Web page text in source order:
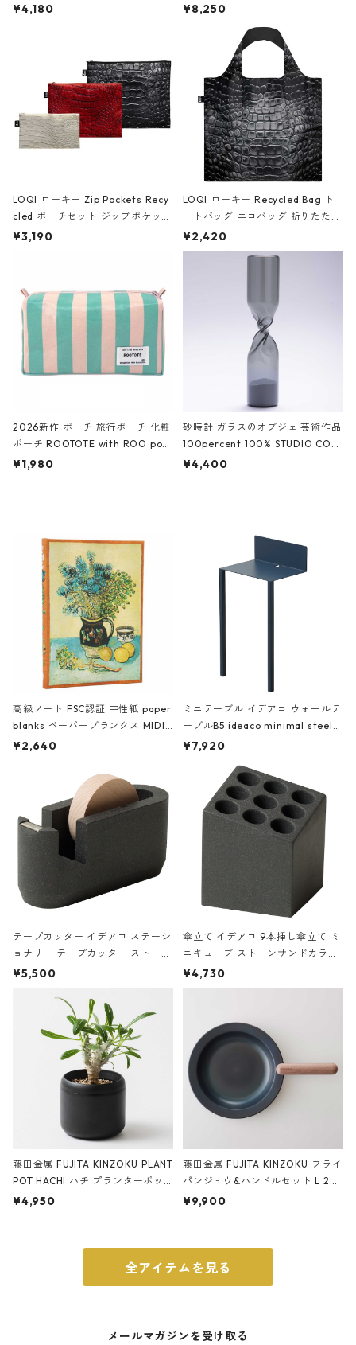
ミエ-B ショルダーバッグ グロスピ
¥4,180
ボストンバッグ ショルダーバッグ
Black ジャン=ミッシェル・バスキ
ア/クラウン ブラック
¥8,250
LOQI ローキー Zip Pockets Recy
cled ポーチセット ジップポケット
ファスナーポーチ 撥水加工 トラベ
ーガンディー、オフホワイト
¥3,190
LOQI ローキー Recycled Bag ト
ートバッグ エコバッグ 折りたたみ
大きめ 撥水加工 収納ポーチ CRO
CODILE/Black クロコダイル/ブラ
¥2,420
2026新作 ポーチ 旅行ポーチ 化粧
ポーチ ROOTOTE with ROO pou
ch 3532 ルートート WR.ポーチ.ラ
¥1,980
砂時計 ガラスのオブジェ 芸術作品
100percent 100% STUDIO COH
AKU Timeless 100パーセント ス
¥4,400
高級ノート FSC認証 中性紙 paper
blanks ペーパーブランクス MIDI
ハードカバー 罫線 ヴァン・ゴッホ
¥2,640
ミニテーブル イデアコ ウォールテ
ーブルB5 ideaco minimal steel f
urniture WALL Table B5 ネイビー
¥7,920
テープカッター イデアコ ステーシ
ョナリー テープカッター ストーン
サンドカラー 石調 ideaco Station
¥5,500
傘立て イデアコ 9本挿し傘立て ミ
ニキューブ ストーンサンドカラー
石調 ideaco Umbrella Stand CUB
E ストーンサンドブラック
¥4,730
藤田金属 FUJITA KINZOKU PLANT
POT HACHI ハチ プランターポッ
ト 3号 ブラック
¥4,950
藤田金属 FUJITA KINZOKU フライ
パンジュウ&ハンドルセット L 24c
m ガス火・IH対応 鉄フライパン
¥9,900
全アイテムを見る
メールマガジンを受け取る